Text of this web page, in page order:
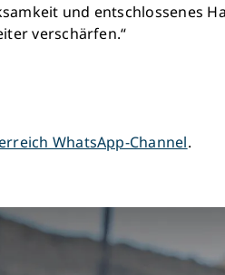
und entschlossenes
verschärfen.“
WhatsApp-Channel.